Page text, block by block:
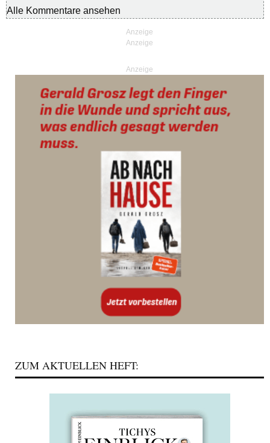
Alle Kommentare ansehen
Anzeige
ZUM AKTUELLEN HEFT: